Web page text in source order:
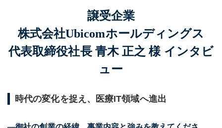
譲受企業
株式会社Ubicomホールディングス
代表取締役社長 青木 正之 様 インタビ
ュー
時代の変化を捉え、医療IT領域へ進出